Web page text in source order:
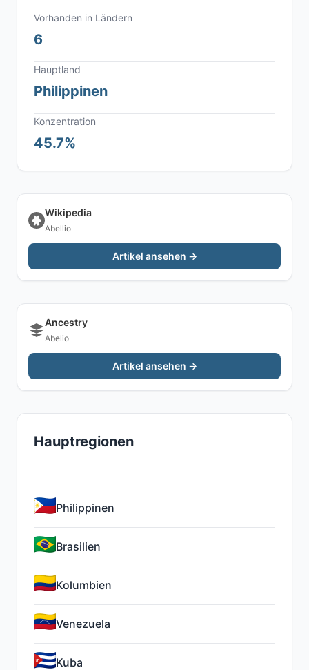
Vorhanden in Ländern
6
Hauptland
Philippinen
Konzentration
45.7%
Wikipedia
Abellio
Artikel ansehen →
Ancestry
Abelio
Artikel ansehen →
Hauptregionen
Philippinen
Brasilien
Kolumbien
Venezuela
Kuba